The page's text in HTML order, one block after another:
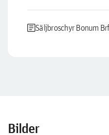
articleSäljbroschyr Bonum
Bilder